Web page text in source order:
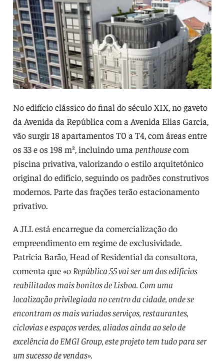
No edifício clássico do final do século XIX, no gaveto
da Avenida da República com a Avenida Elias Garcia,
vão surgir 18 apartamentos T0 a T4, com áreas entre
os 33 e os 198 m², incluindo uma penthousecom
piscina privativa, valorizando o estilo arquitetónico
original do edifício, seguindo os padrões construtivos
modernos. Parte das frações terão estacionamento
privativo.
A JLL está encarregue da comercialização do
empreendimento em regime de exclusividade.
Patrícia Barão, Head of Residential da consultora,
comenta que «o República 55 vai ser um dos edifícios
reabilitados mais bonitos de Lisboa. Com uma
localização privilegiada no centro da cidade, onde se
encontram os mais variados serviços, restaurantes,
ciclovias e espaços verdes, aliados ainda ao selo de
excelência do EMGI Group, este projeto tem tudo para ser
um sucesso de vendas».